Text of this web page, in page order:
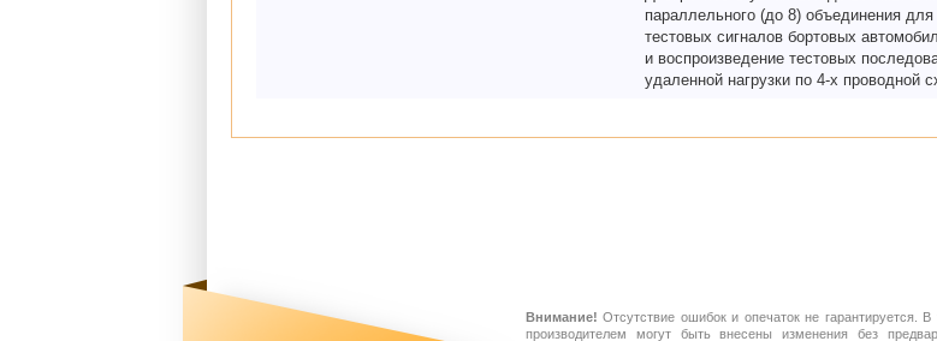
параллельного (до 8) объединения
тестовых сигналов бортовых
и воспроизведение тестовых
удаленной нагрузки по 4-х проводной
Внимание! Отсутствие ошибок и опечаток не гарантируется. В
производителем могут быть внесены изменения без